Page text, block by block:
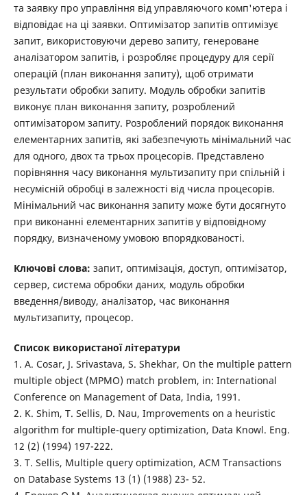
та заявку про управління від управляючого комп'ютера і
відповідає на ці заявки. Оптимізатор запитів оптимізує
запит, використовуючи дерево запиту, генероване
аналізатором запитів, і розробляє процедуру для серії
операцій (план виконання запиту), щоб отримати
результати обробки запиту. Модуль обробки запитів
виконує план виконання запиту, розроблений
оптимізатором запиту. Розроблений порядок виконання
елементарних запитів, які забезпечують мінімальний час
для одного, двох та трьох процесорів. Представлено
порівняння часу виконання мультизапиту при спільній і
несумісній обробці в залежності від числа процесорів.
Мінімальний час виконання запиту може бути досягнуто
при виконанні елементарних запитів у відповідному
порядку, визначеному умовою впорядкованості.
Ключові слова: запит, оптимізація, доступ, оптимізатор,
сервер, система обробки даних, модуль обробки
введення/виводу, аналізатор, час виконання
мультизапиту, процесор.
Список використаної літератури
1. A. Cosar, J. Srivastava, S. Shekhar, On the multiple pattern
multiple object (MPMO) match problem, in: International
Conference on Management of Data, India, 1991.
2. K. Shim, T. Sellis, D. Nau, Improvements on a heuristic
algorithm for multiple-query optimization, Data Knowl. Eng.
12 (2) (1994) 197-222.
3. T. Sellis, Multiple query optimization, ACM Transactions
on Database Systems 13 (1) (1988) 23- 52.